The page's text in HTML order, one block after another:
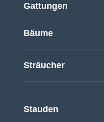
Gattungen
Bäume
Sträucher
Stauden